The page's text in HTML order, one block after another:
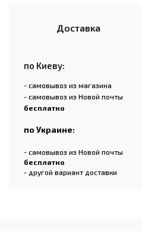
Доставка
по Киеву:
- самовывоз из магазина
- самовывоз из Новой почты
бесплатно
по Украине:
- самовывоз из Новой почты
бесплатно
- другой вариант доставки